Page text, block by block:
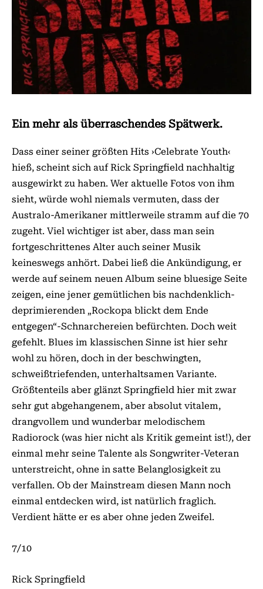
Ein mehr als überraschendes Spätwerk.
Dass einer seiner größten Hits ›Celebrate Youth‹
hieß, scheint sich auf Rick Springfield nachhaltig
ausgewirkt zu haben. Wer aktuelle Fotos von ihm
sieht, würde wohl niemals vermuten, dass der
Australo-Amerikaner mittlerweile stramm auf die 70
zugeht. Viel wichtiger ist aber, dass man sein
fortgeschrittenes Alter auch seiner Musik
keineswegs anhört. Dabei ließ die Ankündigung, er
werde auf seinem neuen Album seine bluesige Seite
zeigen, eine jener gemütlichen bis nachdenklich-
deprimierenden „Rockopa blickt dem Ende
entgegen“-Schnarchereien befürchten. Doch weit
gefehlt. Blues im klassischen Sinne ist hier sehr
wohl zu hören, doch in der beschwingten,
schweißtriefenden, unterhaltsamen Variante.
Größtenteils aber glänzt Springfield hier mit zwar
sehr gut abgehangenem, aber absolut vitalem,
drangvollem und wunderbar melodischem
Radiorock (was hier nicht als Kritik gemeint ist!), der
einmal mehr seine Talente als Songwriter-Veteran
unterstreicht, ohne in satte Belanglosigkeit zu
verfallen. Ob der Mainstream diesen Mann noch
einmal entdecken wird, ist natürlich fraglich.
Verdient hätte er es aber ohne jeden Zweifel.
7/10
Rick Springfield